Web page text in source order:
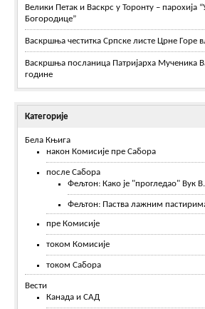
Велики Петак и Васкрс у Торонту – парохија
Богородице”
Васкршња честитка Српске листе Црне Горе
Васкршња посланица Патријарха Мученика
године
Категорије
Бела Књига
након Комисије пре Сабора
после Сабора
Фељтон: Како је "прогледао" Вук
Фељтон: Паства лажним
пре Комисије
током Комисије
током Сабора
Вести
Канада и САД